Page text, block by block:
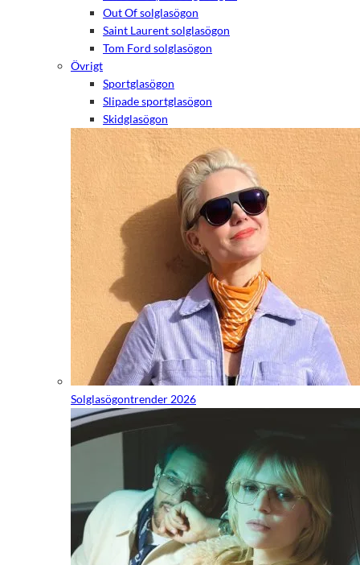
Out Of solglasögon
Saint Laurent solglasögon
Tom Ford solglasögon
Övrigt
Sportglasögon
Slipade sportglasögon
Skidglasögon
Solglasögontrender 2026